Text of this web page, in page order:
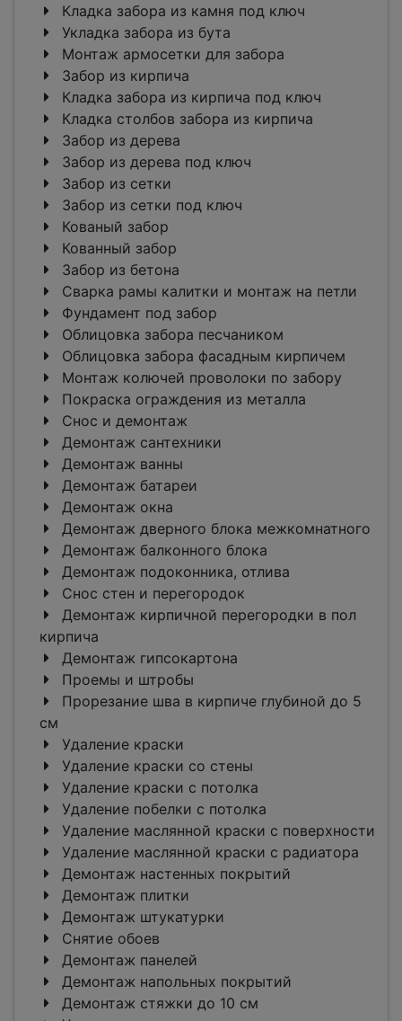
Кладка забора из камня под ключ
Укладка забора из бута
Монтаж армосетки для забора
Забор из кирпича
Кладка забора из кирпича под ключ
Кладка столбов забора из кирпича
Забор из дерева
Забор из дерева под ключ
Забор из сетки
Забор из сетки под ключ
Кованый забор
Кованный забор
Забор из бетона
Сварка рамы калитки и монтаж на петли
Фундамент под забор
Облицовка забора песчаником
Облицовка забора фасадным кирпичем
Монтаж колючей проволоки по забору
Покраска ограждения из металла
Снос и демонтаж
Демонтаж сантехники
Демонтаж ванны
Демонтаж батареи
Демонтаж окна
Демонтаж дверного блока межкомнатного
Демонтаж балконного блока
Демонтаж подоконника, отлива
Снос стен и перегородок
Демонтаж кирпичной перегородки в пол
кирпича
Демонтаж гипсокартона
Проемы и штробы
Прорезание шва в кирпиче глубиной до 5
см
Удаление краски
Удаление краски со стены
Удаление краски с потолка
Удаление побелки с потолка
Удаление маслянной краски с поверхности
Удаление маслянной краски с радиатора
Демонтаж настенных покрытий
Демонтаж плитки
Демонтаж штукатурки
Снятие обоев
Демонтаж панелей
Демонтаж напольных покрытий
Демонтаж стяжки до 10 см